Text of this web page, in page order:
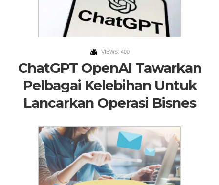
VIEWS: 400
ChatGPT OpenAI Tawarkan
Pelbagai Kelebihan Untuk
Lancarkan Operasi Bisnes